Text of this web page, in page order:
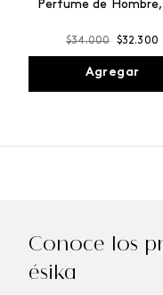
Perfume de Hombre,
$34.000 $32.300
Agregar
Conoce los
ésika